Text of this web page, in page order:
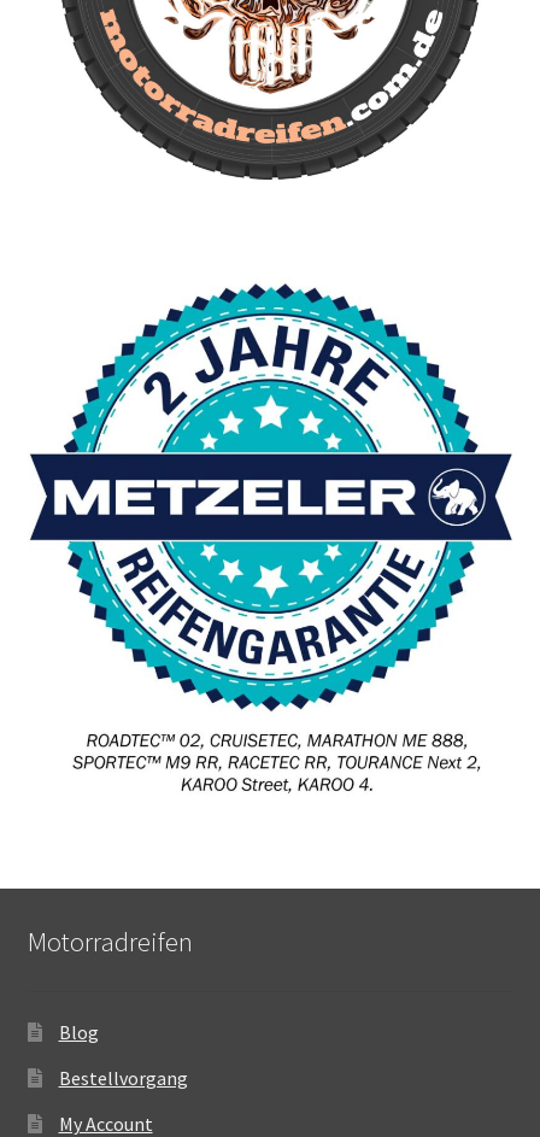
Motorradreifen
Blog
Bestellvorgang
My Account